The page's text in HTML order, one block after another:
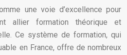
une voie d’excellence pour
allier formation théorique et
Ce système de formation, qui
en France, offre de nombreux